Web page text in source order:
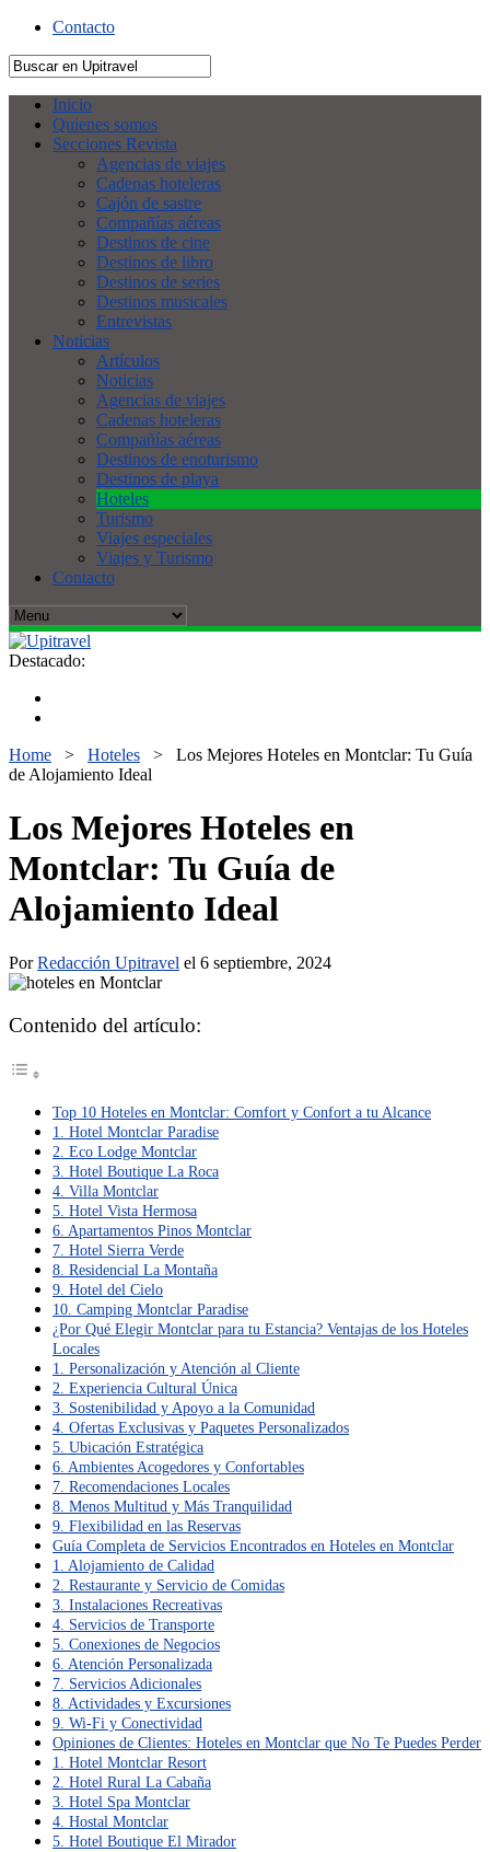
Contacto
Inicio
Quienes somos
Secciones Revista
Agencias de viajes
Cadenas hoteleras
Cajón de sastre
Compañías aéreas
Destinos de cine
Destinos de libro
Destinos de series
Destinos musicales
Entrevistas
Noticias
Artículos
Noticias
Agencias de viajes
Cadenas hoteleras
Compañías aéreas
Destinos de enoturismo
Destinos de playa
Hoteles
Turismo
Viajes especiales
Viajes y Turismo
Contacto
Destacado:
Home > Hoteles > Los Mejores Hoteles en Montclar: Tu Guía
de Alojamiento Ideal
Los Mejores Hoteles en
Montclar: Tu Guía de
Alojamiento Ideal
PorRedacción Upitravel el 6 septiembre, 2024
Contenido del artículo:
Top 10 Hoteles en Montclar: Comfort y Confort a tu Alcance
1. Hotel Montclar Paradise
2. Eco Lodge Montclar
3. Hotel Boutique La Roca
4. Villa Montclar
5. Hotel Vista Hermosa
6. Apartamentos Pinos Montclar
7. Hotel Sierra Verde
8. Residencial La Montaña
9. Hotel del Cielo
10. Camping Montclar Paradise
¿Por Qué Elegir Montclar para tu Estancia? Ventajas de los Hoteles
Locales
1. Personalización y Atención al Cliente
2. Experiencia Cultural Única
3. Sostenibilidad y Apoyo a la Comunidad
4. Ofertas Exclusivas y Paquetes Personalizados
5. Ubicación Estratégica
6. Ambientes Acogedores y Confortables
7. Recomendaciones Locales
8. Menos Multitud y Más Tranquilidad
9. Flexibilidad en las Reservas
Guía Completa de Servicios Encontrados en Hoteles en Montclar
1. Alojamiento de Calidad
2. Restaurante y Servicio de Comidas
3. Instalaciones Recreativas
4. Servicios de Transporte
5. Conexiones de Negocios
6. Atención Personalizada
7. Servicios Adicionales
8. Actividades y Excursiones
9. Wi-Fi y Conectividad
Opiniones de Clientes: Hoteles en Montclar que No Te Puedes Perder
1. Hotel Montclar Resort
2. Hotel Rural La Cabaña
3. Hotel Spa Montclar
4. Hostal Montclar
5. Hotel Boutique El Mirador